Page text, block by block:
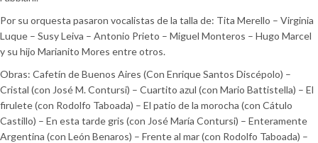
Por su orquesta pasaron vocalistas de la talla de: Tita Merello – Virginia
Luque – Susy Leiva – Antonio Prieto – Miguel Monteros – Hugo Marcel
y su hijo Marianito Mores entre otros.
Obras: Cafetín de Buenos Aires (Con Enrique Santos Discépolo) –
Cristal (con José M. Contursi) – Cuartito azul (con Mario Battistella) – El
firulete (con Rodolfo Taboada) – El patio de la morocha (con Cátulo
Castillo) – En esta tarde gris (con José María Contursi) – Enteramente
Argentina (con León Benaros) – Frente al mar (con Rodolfo Taboada) –